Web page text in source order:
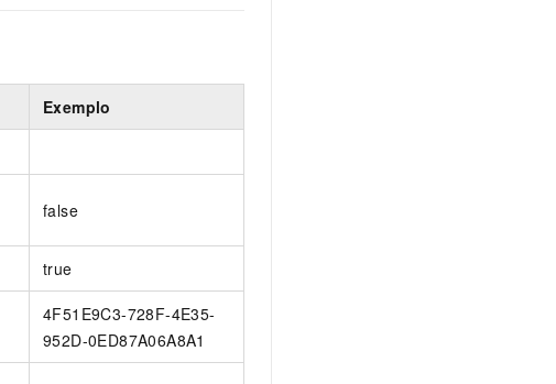
Exemplo
false
true
4F51E9C3-728F-4E35-
952D-0ED87A06A8A1